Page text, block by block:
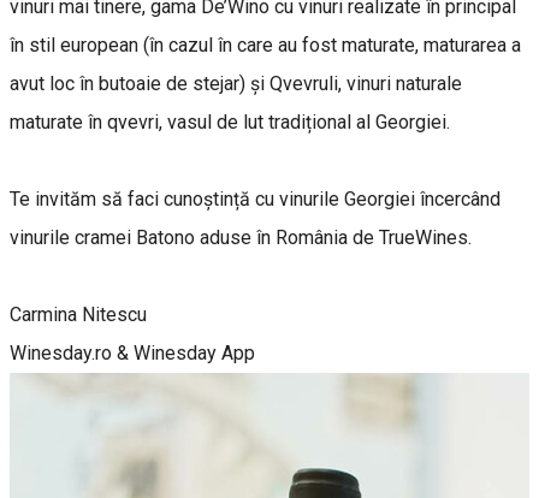
vinuri mai tinere, gama De’Wino cu vinuri realizate în principal
în stil european (în cazul în care au fost maturate, maturarea a
avut loc în butoaie de stejar) și Qvevruli, vinuri naturale
maturate în qvevri, vasul de lut tradițional al Georgiei.
Te invităm să faci cunoștință cu vinurile Georgiei încercând
vinurile cramei Batono aduse în România de TrueWines.
Carmina Nitescu
Winesday.ro & Winesday App